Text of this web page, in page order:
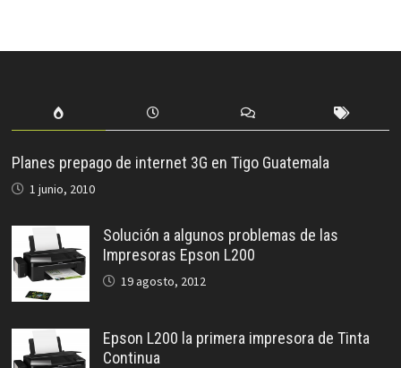
Planes prepago de internet 3G en Tigo Guatemala
1 junio, 2010
Solución a algunos problemas de las
Impresoras Epson L200
19 agosto, 2012
Epson L200 la primera impresora de Tinta
Continua